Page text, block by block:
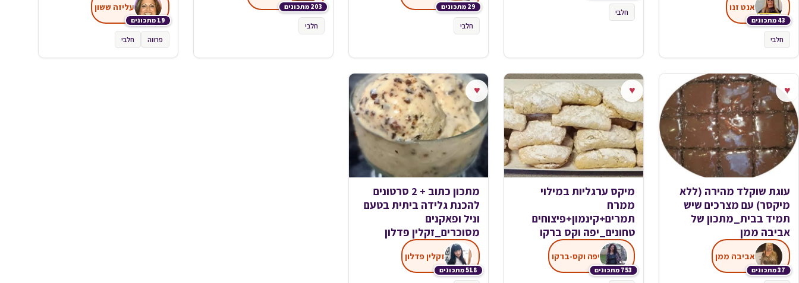
43 מתכונים
אנט זנו
חלבי
חלבי
29 מתכונים
חלבי
203 מתכונים
חלבי
19 מתכונים
עליזה ששון
פרווה חלבי
♥
עוגת שוקלד מהירה (ללא
מיקסר) עם מצרכים שיש
תמיד בבית_מתכון של
אביבה ממן
37 מתכונים
אביבה ממן
♥
מיקס ערגליות במילוי
ממרח
תמרים+קינמון+פיצוחים
טחונים_יפה וקס ברקו
753 מתכונים
יפה וקס-ברקו
♥
מתכון כתוב + 2 סרטונים
להכנת גלידה ביתית בטעם
וניל ופאקנים
מסוכרים_זקלין פדלון
518 מתכונים
זקלין פדלון